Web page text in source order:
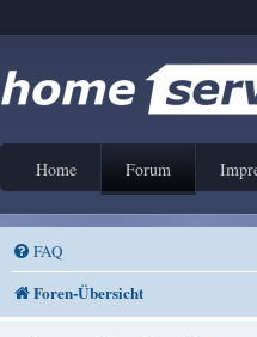
Home Forum
FAQ
Foren-Übersicht